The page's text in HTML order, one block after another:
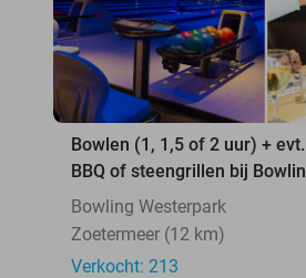
Bowlen (1, 1,5 of 2 uur) +
BBQ of steengrillen bij
Bowling Westerpark
Zoetermeer (12 km)
Verkocht: 213